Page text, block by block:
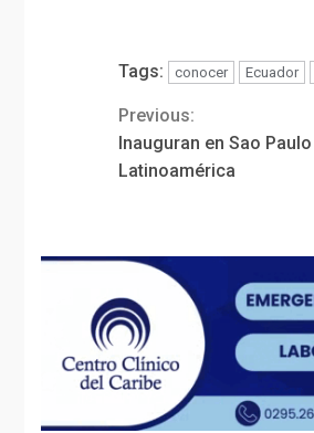
Tags: conocer Ecuador
Continue
Reading
Previous:
Inauguran en Sao
Latinoamérica